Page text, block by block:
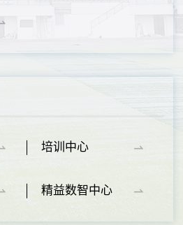
培训中心
精益数智中心